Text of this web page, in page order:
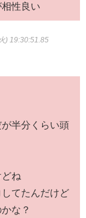
性良い
) 19:30:51.85
半分くらい頭
ね
てたんだけど
な？